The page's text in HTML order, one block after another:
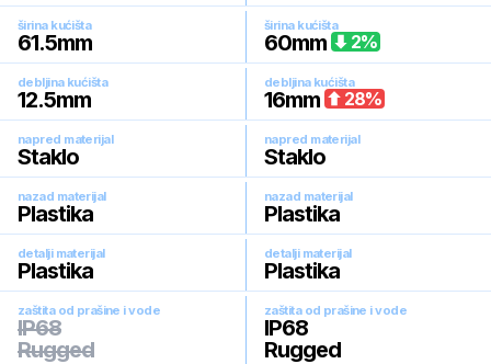
širina kućišta
61.5mm
širina kućišta
60mm 2%
debljina kućišta
12.5mm
debljina kućišta
16mm 28%
napred materijal
Staklo
napred materijal
Staklo
nazad materijal
Plastika
nazad materijal
Plastika
detalji materijal
Plastika
detalji materijal
Plastika
zaštita od prašine i vode
IP68
Rugged
zaštita od prašine i vode
IP68
Rugged